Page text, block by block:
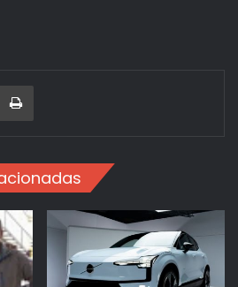
por correo electrónicoImprimir